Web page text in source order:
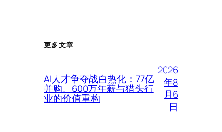
更多文章
AI人才争夺战白热化：77亿
并购、600万年薪与猎头行
业的价值重构
2026
年8
月6
日